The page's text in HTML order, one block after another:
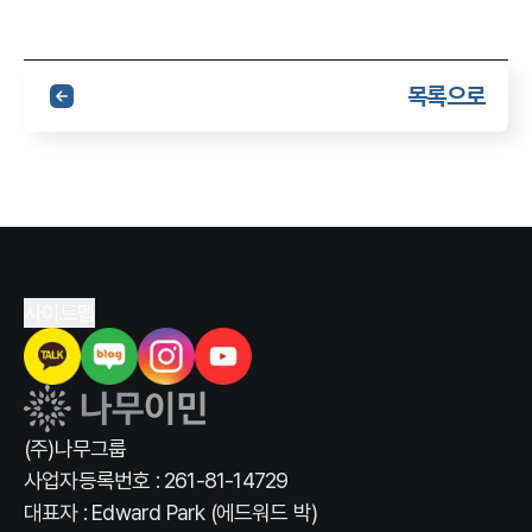
목록으로
(주)나무그룹
사업자등록번호 : 261-81-14729
대표자 : Edward Park (에드워드 박)